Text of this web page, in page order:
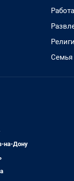
Работа
Семья
на-Дону